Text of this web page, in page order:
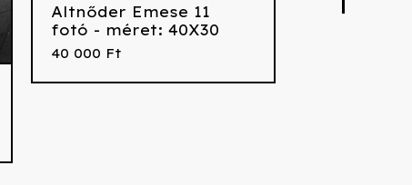
Altnőder Emese 11
fotó - méret: 40X30
40 000 Ft